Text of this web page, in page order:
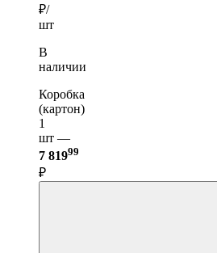
₽/
шт
В
наличии
Коробка
(картон)
1
шт —
7 81999
₽